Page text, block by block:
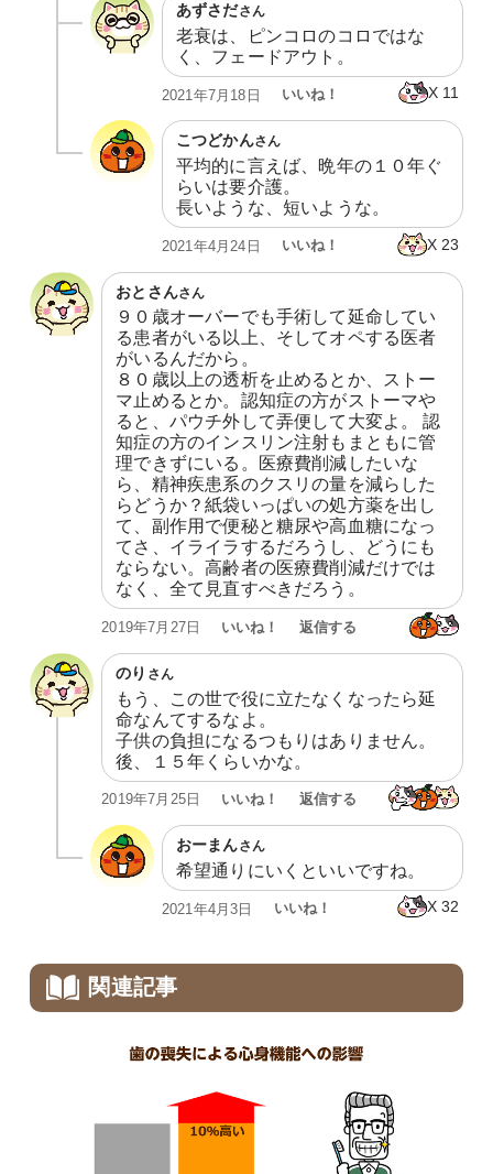
あずさださん
老衰は、ピンコロのコロではな
く、フェードアウト。
X 11
2021年7月18日 いいね！
こつどかんさん
平均的に言えば、晩年の１０年ぐ
らいは要介護。
長いような、短いような。
X 23
2021年4月24日 いいね！
おとさんさん
９０歳オーバーでも手術して延命してい
る患者がいる以上、そしてオペする医者
がいるんだから。
８０歳以上の透析を止めるとか、ストー
マ止めるとか。認知症の方がストーマや
ると、パウチ外して弄便して大変よ。 認
知症の方のインスリン注射もまともに管
理できずにいる。医療費削減したいな
ら、精神疾患系のクスリの量を減らした
らどうか？紙袋いっぱいの処方薬を出し
て、副作用で便秘と糖尿や高血糖になっ
てさ、イライラするだろうし、どうにも
ならない。高齢者の医療費削減だけでは
なく、全て見直すべきだろう。
2019年7月27日 いいね！ 返信する
のり さん
もう、この世で役に立たなくなったら延
命なんてするなよ。
子供の負担になるつもりはありません。
後、１５年くらいかな。
2019年7月25日 いいね！ 返信する
おーまんさん
希望通りにいくといいですね。
X32
2021年4月3日 いいね！
関連記事